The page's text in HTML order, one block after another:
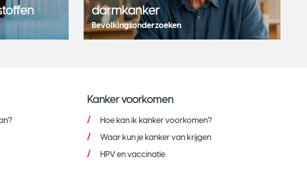
darmkanker
Bevolkingsonderzoeken
Kanker voorkomen
Hoe kan ik kanker voorkomen?
Waar kun je kanker van krijgen
HPV en vaccinatie